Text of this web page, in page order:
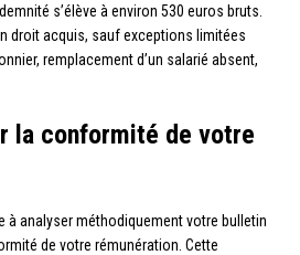
s’élève à environ 530 euros bruts.
droit acquis, sauf exceptions limitées
remplacement d’un salarié absent,
la conformité de votre
à analyser méthodiquement votre bulletin
de votre rémunération. Cette